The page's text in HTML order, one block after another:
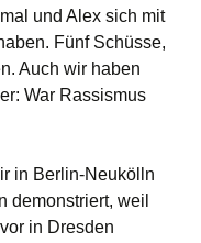
und Alex sich mit
Fünf Schüsse,
Auch wir haben
War Rassismus
in Berlin-Neukölln
demonstriert, weil
in Dresden